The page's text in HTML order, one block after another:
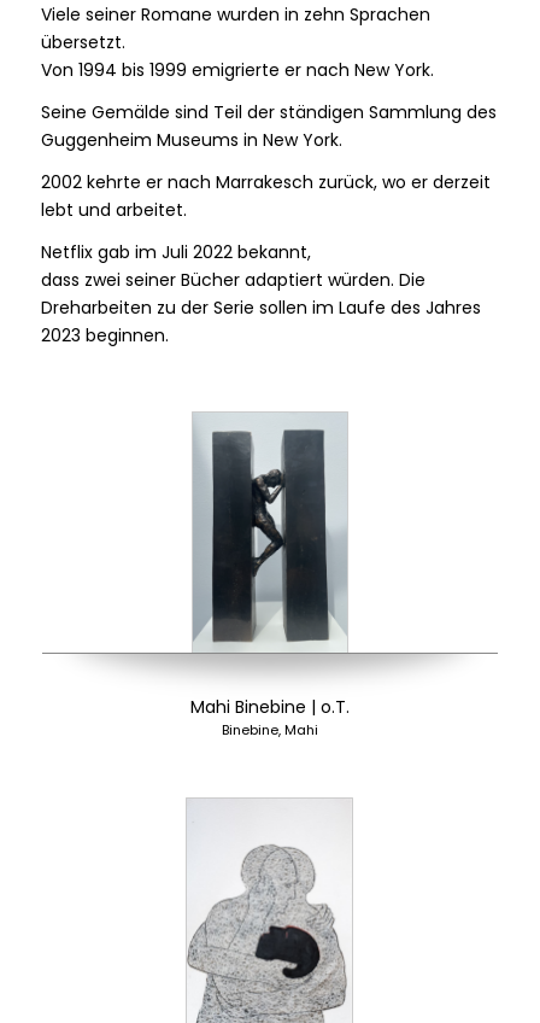
Viele seiner Romane wurden in zehn Sprachen
übersetzt.
Von 1994 bis 1999 emigrierte er nach New York.
Seine Gemälde sind Teil der ständigen Sammlung des
Guggenheim Museums in New York.
2002 kehrte er nach Marrakesch zurück, wo er derzeit
lebt und arbeitet.
Netflix gab im Juli 2022 bekannt,
dass zwei seiner Bücher adaptiert würden. Die
Dreharbeiten zu der Serie sollen im Laufe des Jahres
2023 beginnen.
Mahi Binebine | o.T.
Binebine, Mahi